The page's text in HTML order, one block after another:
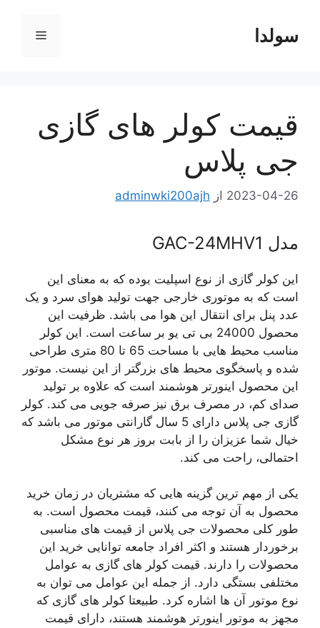
محتواسولدا فهرست
قیمت کولر های گازی
جی پلاس
2023-04-26 از adminwki200ajh
مدل GAC-24MHV1
این کولر گازی از نوع اسپلیت بوده که به معنای این
است که به موتوری خارجی جهت تولید هوای سرد و یک
عدد پنل برای انتقال این هوا می باشد. ظرفیت این
محصول 24000 بی تی یو بر ساعت است. این کولر
مناسب محیط هایی با مساحت 65 تا 80 متری طراحی
شده و پاسخگوی محیط های بزرگتر از این نیست. موتور
این محصول اینورتر هوشمند است که علاوه بر تولید
صدای کم، در مصرف برق نیز صرفه جویی می کند. کولر
گازی جی پلاس دارای 5 سال گارانتی موتور می باشد که
خیال شما عزیزان را از بابت بروز هر نوع مشکل
احتمالی، راحت می‌ کند.
یکی از مهم ترین گزینه هایی که مشتریان در زمان خرید
محصول به آن توجه می کنند، قیمت محصول است. به
طور کلی محصولات جی پلاس از قیمت های مناسبی
برخوردار هستند و اکثر افراد جامعه توانایی خرید این
محصولات را دارند. قیمت کولر های گازی به عوامل
مختلفی بستگی دارد. از جمله این عوامل می توان به
نوع موتور آن ها اشاره کرد. طبیعتا کولر های گازی که
مجهز به موتور اینورتر هوشمند هستند، دارای قیمت